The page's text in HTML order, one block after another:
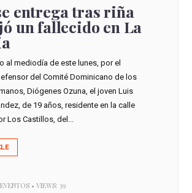
entrega tras riña
un fallecido en La
al mediodía de este lunes, por el
del Comité Dominicano de los
Diógenes Ozuna, el joven Luis
de 19 años, residente en la calle
Los Castillos, del...
EVENTOS• VIEWS: 39